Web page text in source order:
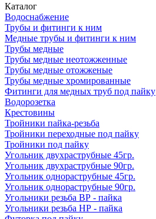
Каталог
Водоснабжение
Трубы и фитинги к ним
Медные трубы и фитинги к ним
Трубы медные
Трубы медные неотожженные
Трубы медные отожженые
Трубы медные хромированные
Фитинги для медных труб под пайку
Водорозетка
Крестовины
Тройники пайка-резьба
Тройники переходные под пайку
Тройники под пайку
Угольник двухраструбные 45гр.
Угольник двухраструбные 90гр.
Угольник однораструбные 45гр.
Угольник однораструбные 90гр.
Угольники резьба ВР - пайка
Угольники резьба НР - пайка